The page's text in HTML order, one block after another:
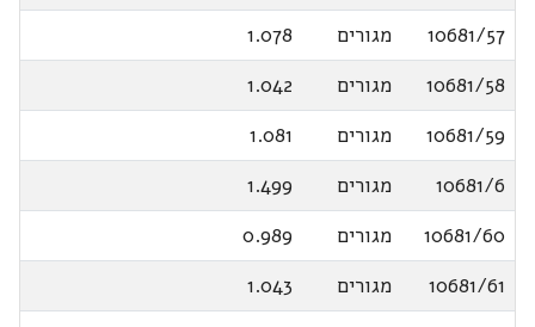
10681/57
מגורים
1.078
10681/58
מגורים
1.042
10681/59
מגורים
1.081
10681/6
מגורים
1.499
10681/60
מגורים
0.989
10681/61
מגורים
1.043